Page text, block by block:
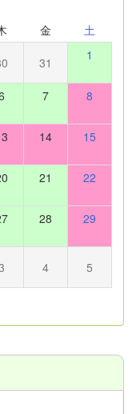
金 土
31 1
7 8
14 15
21 22
28 29
4 5